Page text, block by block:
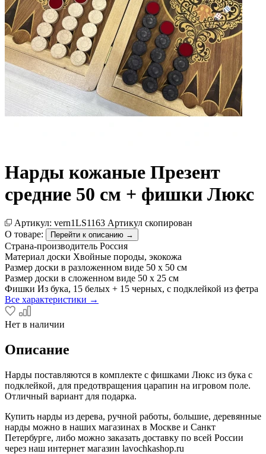
Нарды кожаные Презент
средние 50 см + фишки Люкс
Артикул: vern1LS1163 Артикул скопирован
О товаре:
Перейти к описанию →
Страна-производитель Россия
Материал доски Хвойные породы, экокожа
Размер доски в разложенном виде 50 х 50 см
Размер доски в сложенном виде 50 х 25 см
Фишки Из бука, 15 белых + 15 черных, с подклейкой из фетра
Все характеристики →
Нет в наличии
Описание
Нарды поставляются в комплекте с фишками Люкс из бука с
подклейкой, для предотвращения царапин на игровом поле.
Отличный вариант для подарка.
Купить нарды из дерева, ручной работы, большие, деревянные
нарды можно в наших магазинах в Москве и Санкт
Петербурге, либо можно заказать доставку по всей России
через наш интернет магазин lavochkashop.ru